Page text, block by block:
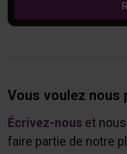
Vous voulez nous
Écrivez-nouset nous
faire partie de notre